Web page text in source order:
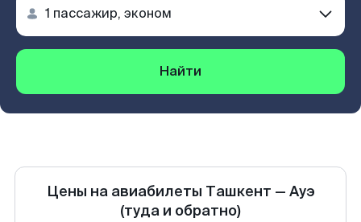
Найти
Цены на авиабилеты Ташкент — Ауэ
(туда и обратно)